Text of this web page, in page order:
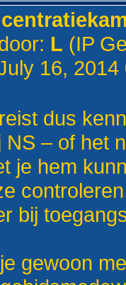
L (IP
16, 2014
dus
NS – of het
je hem
bij
gewoon